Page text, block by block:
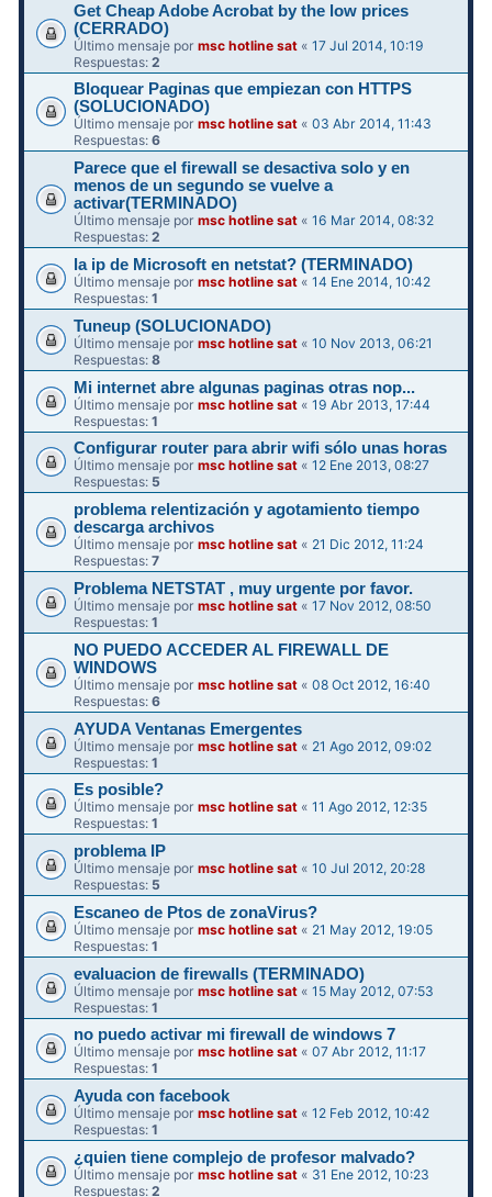
Get Cheap Adobe Acrobat by the low prices
(CERRADO)
Último mensaje pormsc hotline sat «17 Jul 2014, 10:19
Respuestas:2
Bloquear Paginas que empiezan con HTTPS
(SOLUCIONADO)
Último mensaje pormsc hotline sat «03 Abr 2014, 11:43
Respuestas:6
Parece que el firewall se desactiva solo y en
menos de un segundo se vuelve a
activar(TERMINADO)
Último mensaje pormsc hotline sat «16 Mar 2014, 08:32
Respuestas:2
la ip de Microsoft en netstat? (TERMINADO)
Último mensaje pormsc hotline sat «14 Ene 2014, 10:42
Respuestas:1
Tuneup (SOLUCIONADO)
Último mensaje pormsc hotline sat «10 Nov 2013, 06:21
Respuestas:8
Mi internet abre algunas paginas otras nop...
Último mensaje pormsc hotline sat «19 Abr 2013, 17:44
Respuestas:1
Configurar router para abrir wifi sólo unas horas
Último mensaje pormsc hotline sat «12 Ene 2013, 08:27
Respuestas: 5
problema relentización y agotamiento tiempo
descarga archivos
Último mensaje pormsc hotline sat « 21 Dic 2012, 11:24
Respuestas:7
Problema NETSTAT , muy urgente por favor.
Último mensaje pormsc hotline sat «17 Nov 2012, 08:50
Respuestas:1
NO PUEDO ACCEDER AL FIREWALL DE
WINDOWS
Último mensaje pormsc hotline sat «08 Oct 2012, 16:40
Respuestas:6
AYUDA Ventanas Emergentes
Último mensaje pormsc hotline sat « 21 Ago 2012, 09:02
Respuestas:1
Es posible?
Último mensaje pormsc hotline sat «11 Ago 2012, 12:35
Respuestas:1
problema IP
Último mensaje pormsc hotline sat «10 Jul 2012, 20:28
Respuestas: 5
Escaneo de Ptos de zonaVirus?
Último mensaje pormsc hotline sat « 21 May 2012, 19:05
Respuestas:1
evaluacion de firewalls (TERMINADO)
Último mensaje pormsc hotline sat «15 May 2012, 07:53
Respuestas:1
no puedo activar mi firewall de windows 7
Último mensaje pormsc hotline sat «07 Abr 2012, 11:17
Respuestas:1
Ayuda con facebook
Último mensaje pormsc hotline sat «12 Feb 2012, 10:42
Respuestas:1
¿quien tiene complejo de profesor malvado?
Último mensaje pormsc hotline sat « 31 Ene 2012, 10:23
Respuestas:2